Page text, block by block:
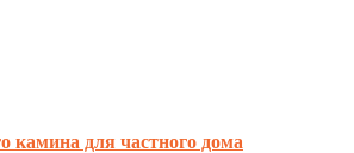
камина для частного дома